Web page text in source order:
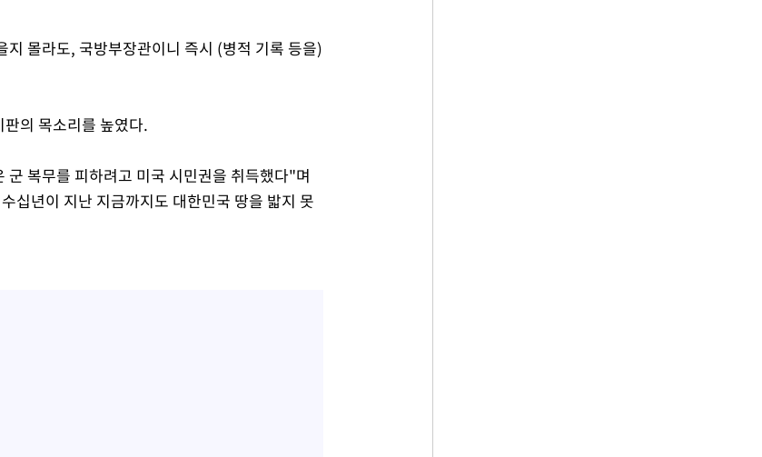
몰라도, 국방부장관이니 즉시 (병적 기록 등을)
의 목소리를 높였다.
복무를 피하려고 미국 시민권을 취득했다"며
십년이 지난 지금까지도 대한민국 땅을 밟지 못